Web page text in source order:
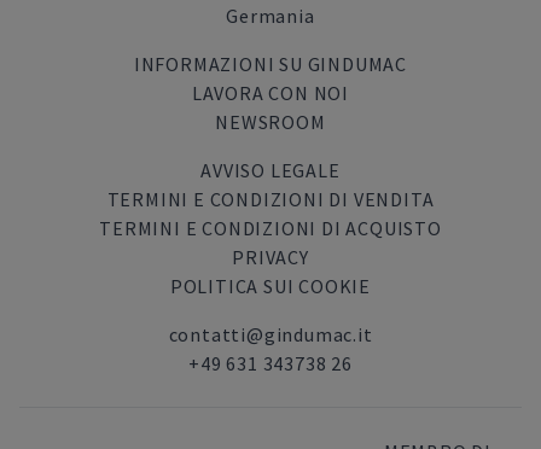
Germania
INFORMAZIONI SU GINDUMAC
LAVORA CON NOI
NEWSROOM
AVVISO LEGALE
TERMINI E CONDIZIONI DI VENDITA
TERMINI E CONDIZIONI DI ACQUISTO
PRIVACY
POLITICA SUI COOKIE
contatti@gindumac.it
+49 631 343738 26